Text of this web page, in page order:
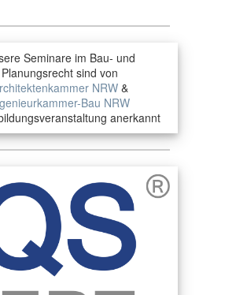
Seminare im Bau- und
Planungsrecht sind von
NRW&
Bau NRW
anerkannt